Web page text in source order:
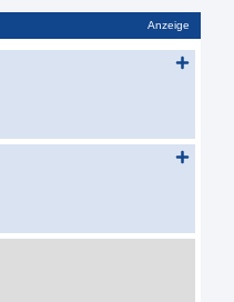
Anzeige